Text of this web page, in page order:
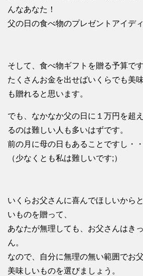
んなあなた！
父の日の食べ物のプレゼントアイデ
そして、食べ物ギフトを贈る予算です
たくさんお金を出せばいくらでも美
も贈れると思います。
でも、なかなか父の日に１万円を超
るのは難しい人も多いはずです。
前の月に母の日もあることですし・・
（少なくとも私は難しいです;）
いくらお父さんに喜んでほしいから
いものを贈って、
あなたが無理しても、お父さんはき
ん。
なので、自分に無理の無い範囲でお
美味しいものを選びましょう。